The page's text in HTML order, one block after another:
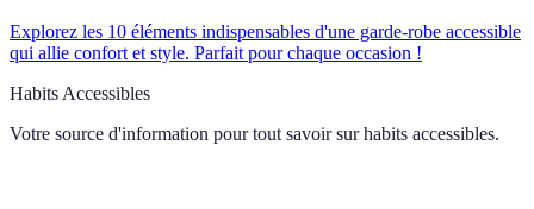
Explorez les 10 éléments indispensables d'une garde-robe accessible
qui allie confort et style. Parfait pour chaque occasion !
Habits Accessibles
Votre source d'information pour tout savoir sur habits accessibles.